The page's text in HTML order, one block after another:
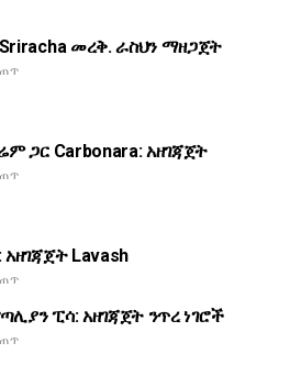
መረቅ. ራስህን ማዘጋጀት
ጋር Carbonara: አዘገጃጀት
አዘገጃጀት Lavash
ፒሳ: አዘገጃጀት ንጥረ ነገሮች